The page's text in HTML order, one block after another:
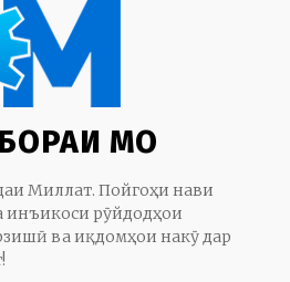
МО
Миллат. Пойгоҳи нави
инъикоси рӯйдодҳои
ва иқдомҳои накӯ дар